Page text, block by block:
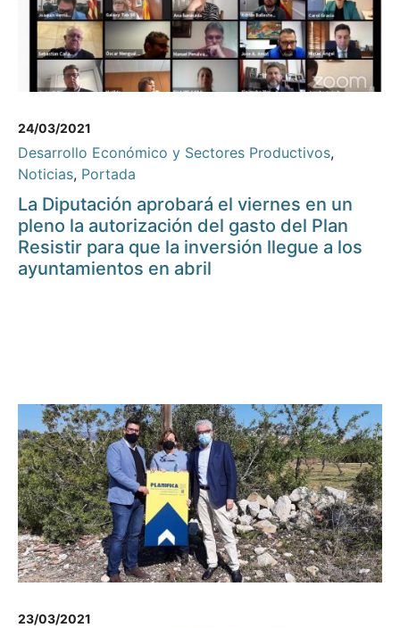
24/03/2021
Desarrollo Económico y Sectores Productivos,
Noticias, Portada
La Diputación aprobará el viernes en un
pleno la autorización del gasto del Plan
Resistir para que la inversión llegue a los
ayuntamientos en abril
23/03/2021